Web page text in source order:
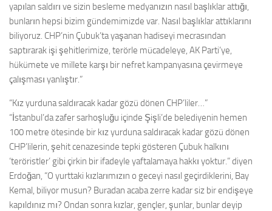
yapılan saldırı ve sizin besleme medyanızın nasıl başlıklar attığı,
bunların hepsi bizim gündemimizde var. Nasıl başlıklar attıklarını
biliyoruz. CHP’nin Çubuk’ta yaşanan hadiseyi mecrasından
saptırarak işi şehitlerimize, terörle mücadeleye, AK Parti’ye,
hükümete ve millete karşı bir nefret kampanyasına çevirmeye
çalışması yanlıştır.”
“Kız yurduna saldıracak kadar gözü dönen CHP’liler…”
“İstanbul’da zafer sarhoşluğu içinde Şişli’de belediyenin hemen
100 metre ötesinde bir kız yurduna saldıracak kadar gözü dönen
CHP’lilerin, şehit cenazesinde tepki gösteren Çubuk halkını
‘teröristler’ gibi çirkin bir ifadeyle yaftalamaya hakkı yoktur.” diyen
Erdoğan, “O yurttaki kızlarımızın o geceyi nasıl geçirdiklerini, Bay
Kemal, biliyor musun? Buradan acaba zerre kadar siz bir endişeye
kapıldınız mı? Ondan sonra kızlar, gençler, şunlar, bunlar deyip